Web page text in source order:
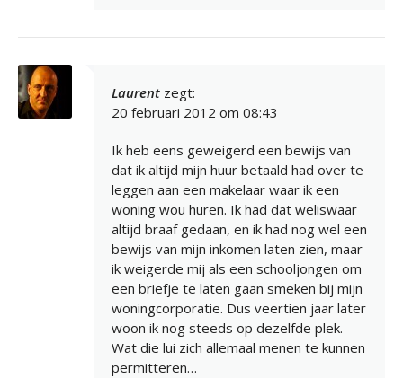
Laurent zegt:
20 februari 2012 om 08:43
Ik heb eens geweigerd een bewijs van
dat ik altijd mijn huur betaald had over te
leggen aan een makelaar waar ik een
woning wou huren. Ik had dat weliswaar
altijd braaf gedaan, en ik had nog wel een
bewijs van mijn inkomen laten zien, maar
ik weigerde mij als een schooljongen om
een briefje te laten gaan smeken bij mijn
woningcorporatie. Dus veertien jaar later
woon ik nog steeds op dezelfde plek.
Wat die lui zich allemaal menen te kunnen
permitteren…